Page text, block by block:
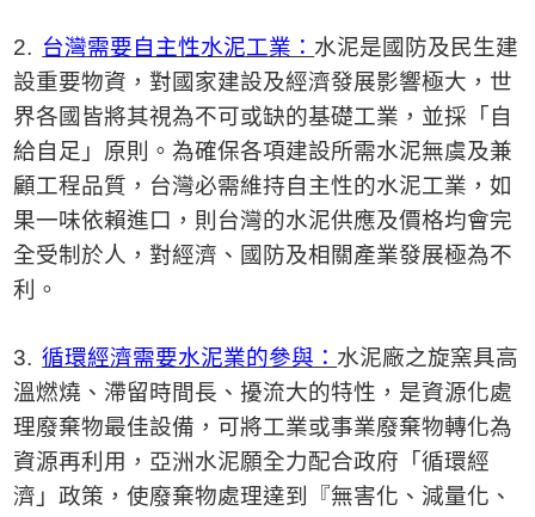
2. 台灣需要自主性水泥工業： 水泥是國防及民生建
設重要物資，對國家建設及經濟發展影響極大，世
界各國皆將其視為不可或缺的基礎工業，並採「自
給自足」原則。為確保各項建設所需水泥無虞及兼
顧工程品質，台灣必需維持自主性的水泥工業，如
果一味依賴進口，則台灣的水泥供應及價格均會完
全受制於人，對經濟、國防及相關產業發展極為不
利。
3. 循環經濟需要水泥業的參與： 水泥廠之旋窯具高
溫燃燒、滯留時間長、擾流大的特性，是資源化處
理廢棄物最佳設備 ，可將工業或事業廢棄物轉化為
資源再利用，亞洲水泥願全力配合政府「循環經
濟」政策，使廢棄物處理達到『無害化、減量化、